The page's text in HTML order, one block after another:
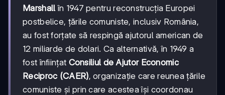
Marshall în 1947 pentru reconstrucția Europei
postbelice, țările comuniste, inclusiv România,
au fost forțate să respingă ajutorul american de
12 miliarde de dolari. Ca alternativă, în 1949 a
fost înființat Consiliul de Ajutor Economic
Reciproc (CAER), organizație care reunea țările
comuniste și prin care acestea își coordonau